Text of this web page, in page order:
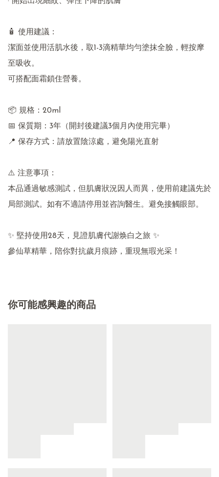
🧴 使用建議：
潔面並使用活肌水後，取1-3滴精華均勻塗抹全臉，輕按摩
至吸收。
可搭配面霜鎖住營養。
📦 規格：20ml
📅 保質期：3年（開封後建議3個月內使用完畢）
📍 保存方式：請放置陰涼處，避免陽光直射
⚠️ 注意事項：
本品通過敏感測試，但肌膚狀況因人而異，使用前建議先於
局部測試。如有不適請停用並咨詢醫生。避免接觸眼部。
✨ 堅持使用28天，見證肌膚代謝焕白之旅 ✨
你可能感興趣的商品